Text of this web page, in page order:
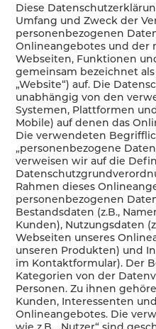
Diese
Umfang und Zweck der
personenbezogenen
Onlineangebotes und der
Webseiten, Funktionen
gemeinsam bezeichnet
„Website“) auf. Die
unabhängig von den
Systemen, Plattformen
Mobile) auf denen das
Die verwendeten
„personenbezogene
verweisen wir auf die
Rahmen dieses
personenbezogenen
Bestandsdaten (z.B.,
Kunden), Nutzungsdaten
Webseiten unseres
unseren Produkten) und
im Kontaktformular). Der
Kategorien von der
Personen. Zu ihnen
Kunden, Interessenten
Onlineangebotes. Die